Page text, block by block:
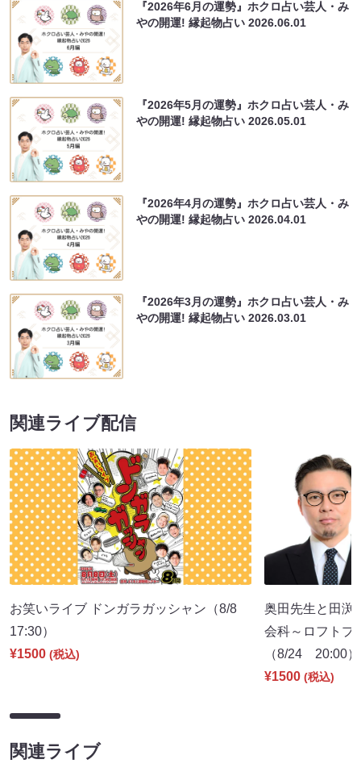
『2026年6月の運勢』ホクロ占い芸人・み
やの開運! 縁起物占い2026.06.01
『2026年5月の運勢』ホクロ占い芸人・み
やの開運! 縁起物占い2026.05.01
『2026年4月の運勢』ホクロ占い芸人・み
やの開運! 縁起物占い2026.04.01
『2026年3月の運勢』ホクロ占い芸人・み
やの開運! 縁起物占い2026.03.01
関連ライブ配信
お笑いライブ ドンガラガッシャン（8/8
17:30）
¥1500 (税込)
奥田先生と田渕
会科～ロフトプ
（8/24 20:00）
¥1500 (税込)
関連ライブ